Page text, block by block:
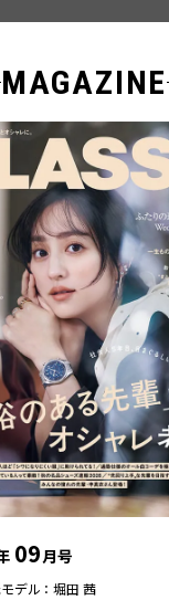
MAGAZINE
09月号
デル：堀田 茜